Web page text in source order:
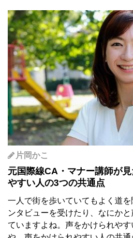
片岡かこ
元国際線CA・マナー講師が
やすい人の3つの共通点
一人で街を歩いていてもよく道
ンタビューを受けたり、なにか
ていますよね。声をかけられやす